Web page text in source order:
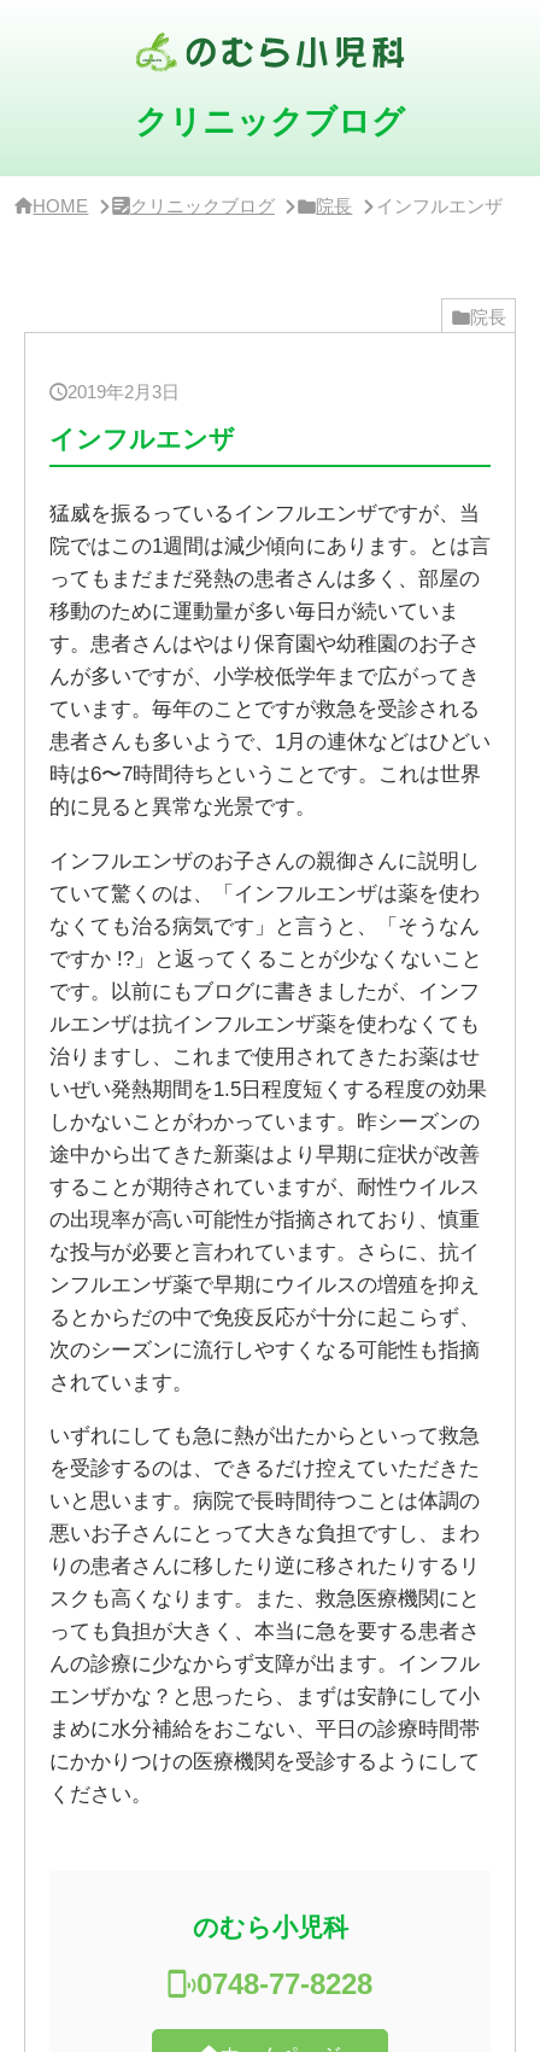
クリニックブログ
HOME クリニックブログ 院長 インフルエンザ
院長
2019年2月3日
インフルエンザ
猛威を振るっているインフルエンザですが、当
院ではこの1週間は減少傾向にあります。とは言
ってもまだまだ発熱の患者さんは多く、部屋の
移動のために運動量が多い毎日が続いていま
す。患者さんはやはり保育園や幼稚園のお子さ
んが多いですが、小学校低学年まで広がってき
ています。毎年のことですが救急を受診される
患者さんも多いようで、1月の連休などはひどい
時は6〜7時間待ちということです。これは世界
的に見ると異常な光景です。
インフルエンザのお子さんの親御さんに説明し
ていて驚くのは、「インフルエンザは薬を使わ
なくても治る病気です」と言うと、「そうなん
ですか !?」と返ってくることが少なくないこと
です。以前にもブログに書きましたが、インフ
ルエンザは抗インフルエンザ薬を使わなくても
治りますし、これまで使用されてきたお薬はせ
いぜい発熱期間を1.5日程度短くする程度の効果
しかないことがわかっています。昨シーズンの
途中から出てきた新薬はより早期に症状が改善
することが期待されていますが、耐性ウイルス
の出現率が高い可能性が指摘されており、慎重
な投与が必要と言われています。さらに、抗イ
ンフルエンザ薬で早期にウイルスの増殖を抑え
るとからだの中で免疫反応が十分に起こらず、
次のシーズンに流行しやすくなる可能性も指摘
されています。
いずれにしても急に熱が出たからといって救急
を受診するのは、できるだけ控えていただきた
いと思います。病院で長時間待つことは体調の
悪いお子さんにとって大きな負担ですし、まわ
りの患者さんに移したり逆に移されたりするリ
スクも高くなります。また、救急医療機関にと
っても負担が大きく、本当に急を要する患者さ
んの診療に少なからず支障が出ます。インフル
エンザかな？と思ったら、まずは安静にして小
まめに水分補給をおこない、平日の診療時間帯
にかかりつけの医療機関を受診するようにして
ください。
のむら小児科
0748-77-8228